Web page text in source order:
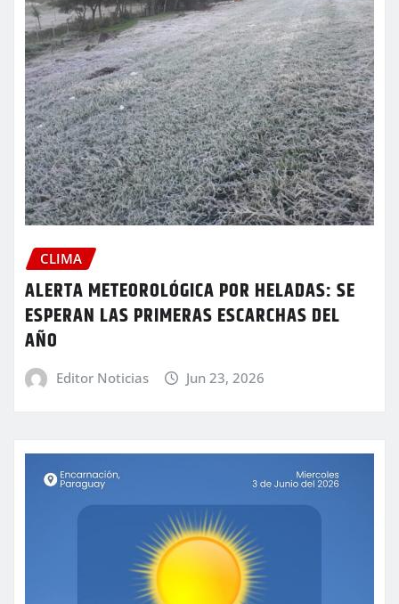
CLIMA
ALERTA METEOROLÓGICA POR HELADAS: SE
ESPERAN LAS PRIMERAS ESCARCHAS DEL
AÑO
Editor Noticias Jun 23, 2026